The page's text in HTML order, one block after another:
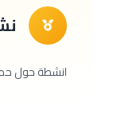
انشطة حول